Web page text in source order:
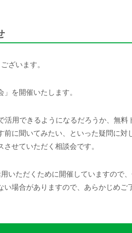
ざいます。
を開催いたします。
用できるようになるだろうか、無
に聞いてみたい、といった疑問に対
せていただく相談会です。
いただくために開催していますので
場合がありますので、あらかじめご